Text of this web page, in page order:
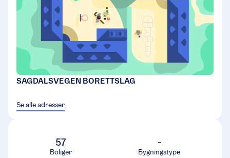
SAGDALSVEGEN BORETTSLAG
Se alle adresser
57
Boliger
-
Bygningstype